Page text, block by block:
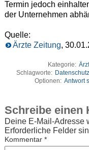
Termin jedoch
der Unternehmen
Quelle:
Ärzte Zeitung,
Kategorie:
Schlagworte: Datenschutz
Optionen: Antwort
Schreibe einen
Deine E-Mail-Adresse
Erforderliche Felder
Kommentar *